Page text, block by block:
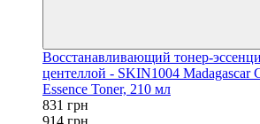
Восстанавливающий тонер-
центеллой - SKIN1004 Madagascar
Essence Toner, 210 мл
831 грн
914 грн